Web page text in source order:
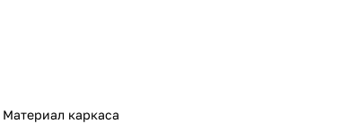
Материал каркаса